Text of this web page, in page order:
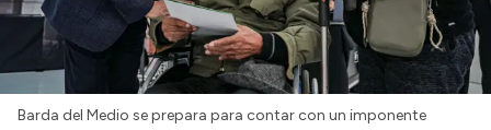
Barda del Medio se prepara para contar con un imponente